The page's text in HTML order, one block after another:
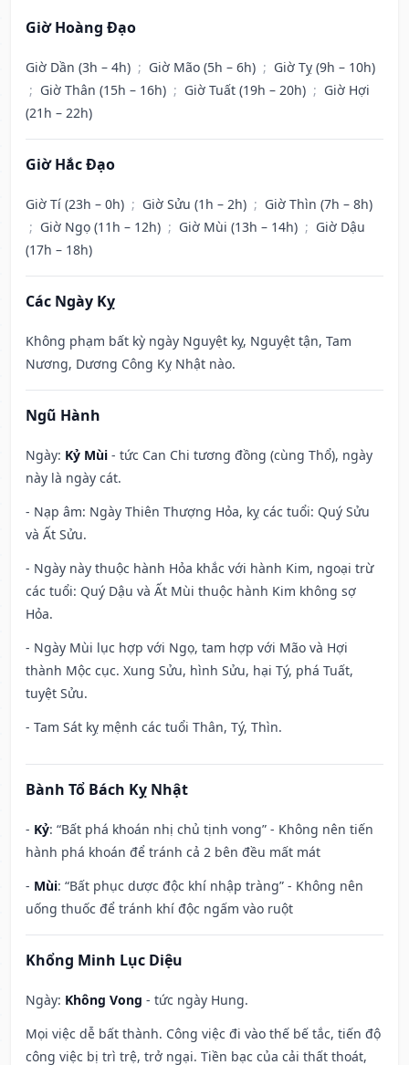
Giờ Hoàng Đạo
Giờ Dần (3h – 4h) ; Giờ Mão (5h – 6h) ; Giờ Tỵ (9h – 10h)
; Giờ Thân (15h – 16h) ; Giờ Tuất (19h – 20h) ; Giờ Hợi
(21h – 22h)
Giờ Hắc Đạo
Giờ Tí (23h – 0h) ; Giờ Sửu (1h – 2h) ; Giờ Thìn (7h – 8h)
; Giờ Ngọ (11h – 12h) ; Giờ Mùi (13h – 14h) ; Giờ Dậu
(17h – 18h)
Các Ngày Kỵ
Không phạm bất kỳ ngày Nguyệt kỵ, Nguyệt tận, Tam
Nương, Dương Công Kỵ Nhật nào.
Ngũ Hành
Ngày: Kỷ Mùi - tức Can Chi tương đồng (cùng Thổ), ngày
này là ngày cát.
- Nạp âm: Ngày Thiên Thượng Hỏa, kỵ các tuổi: Quý Sửu
và Ất Sửu.
- Ngày này thuộc hành Hỏa khắc với hành Kim, ngoại trừ
các tuổi: Quý Dậu và Ất Mùi thuộc hành Kim không sợ
Hỏa.
- Ngày Mùi lục hợp với Ngọ, tam hợp với Mão và Hợi
thành Mộc cục. Xung Sửu, hình Sửu, hại Tý, phá Tuất,
tuyệt Sửu.
- Tam Sát kỵ mệnh các tuổi Thân, Tý, Thìn.
Bành Tổ Bách Kỵ Nhật
- Kỷ: “Bất phá khoán nhị chủ tịnh vong” - Không nên tiến
hành phá khoán để tránh cả 2 bên đều mất mát
- Mùi: “Bất phục dược độc khí nhập tràng” - Không nên
uống thuốc để tránh khí độc ngấm vào ruột
Khổng Minh Lục Diệu
Ngày: Không Vong - tức ngày Hung.
Mọi việc dễ bất thành. Công việc đi vào thế bế tắc, tiến độ
công việc bị trì trệ, trở ngại. Tiền bạc của cải thất thoát,